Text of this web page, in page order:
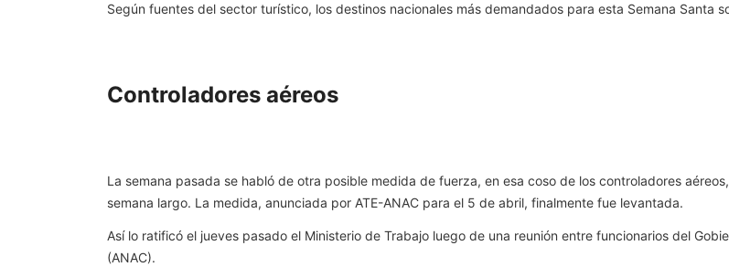
Según fuentes del sector turístico, los destinos nacionales más demandados para esta Semana Santa
Controladores aéreos
La semana pasada se habló de otra posible medida de fuerza, en esa coso de los controladores
semana largo. La medida, anunciada por ATE-ANAC para el 5 de abril, finalmente fue levantada.
Así lo ratificó el jueves pasado el Ministerio de Trabajo luego de una reunión entre funcionarios del
(ANAC).